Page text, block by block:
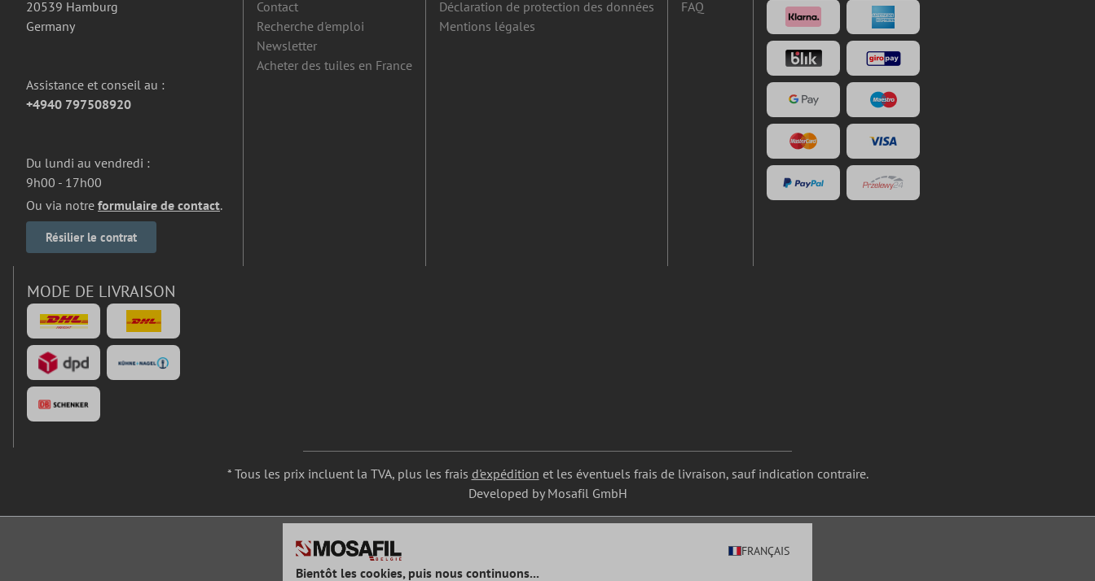
20539 Hamburg
Germany
Assistance et conseil au :
+4940 797508920
Du lundi au vendredi :
9h00 - 17h00
Ou via notre formulaire de contact.
Résilier le contrat
Contact
Recherche d'emploi
Newsletter
Acheter des tuiles en France
Déclaration de protection des données
Mentions légales
FAQ
MODE DE LIVRAISON
* Tous les prix incluent la TVA, plus les frais d'expédition et les éventuels frais de livraison, sauf indication contraire.
Developed by Mosafil GmbH
FRANÇAIS
Bientôt les cookies, puis nous continuons...